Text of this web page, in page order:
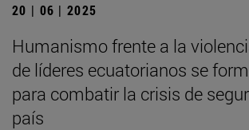
20 | 06 | 2025
Humanismo frente a la
de líderes ecuatorianos se
para combatir la crisis de
país